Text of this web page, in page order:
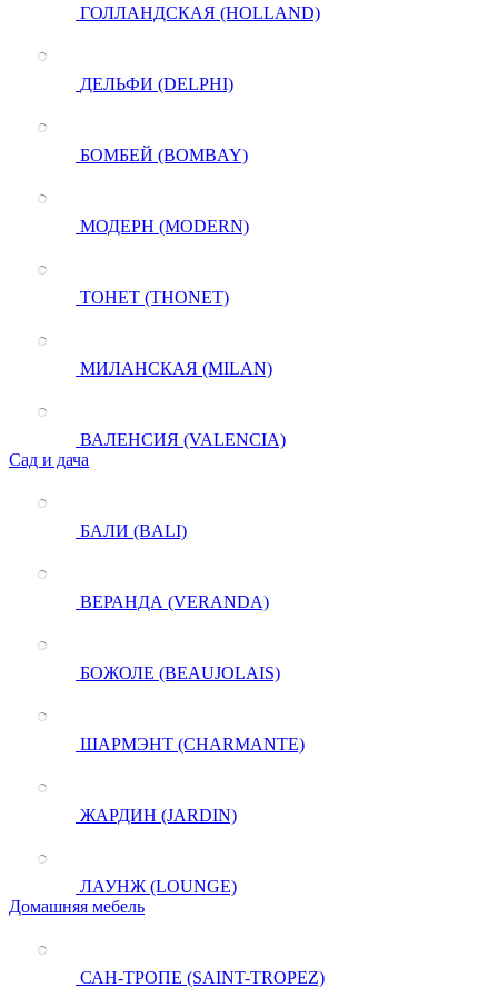
ГОЛЛАНДСКАЯ (HOLLAND)
ДЕЛЬФИ (DELPHI)
БОМБЕЙ (BOMBAY)
МОДЕРН (MODERN)
ТОНЕТ (THONET)
МИЛАНСКАЯ (MILAN)
ВАЛЕНСИЯ (VALENCIA)
Сад и дача
БАЛИ (BALI)
ВЕРАНДА (VERANDA)
БОЖОЛЕ (BEAUJOLAIS)
ШАРМЭНТ (CHARMANTE)
ЖАРДИН (JARDIN)
ЛАУНЖ (LOUNGE)
Домашняя мебель
САН-ТРОПЕ (SAINT-TROPEZ)